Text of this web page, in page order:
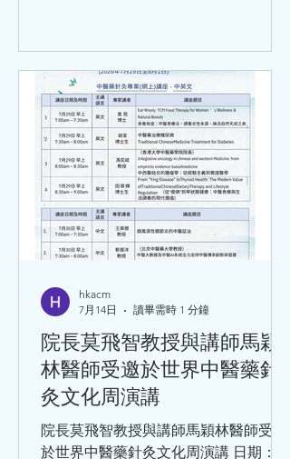
院長莫飛智教授與講師馬穎
林醫師受邀於世界中醫藥針
灸文化周演講
院長莫飛智教授與講師馬穎林醫師受邀
於世界中醫藥針灸文化周演講 日期：
hkacm
7月14日
讀畢需時 1 分鐘